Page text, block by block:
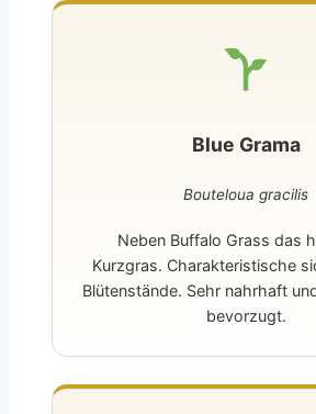
Blue Grama
Bouteloua gracilis
Neben Buffalo Grass das
Kurzgras. Charakteristische
Blütenstände. Sehr nahrhaft
bevorzugt.